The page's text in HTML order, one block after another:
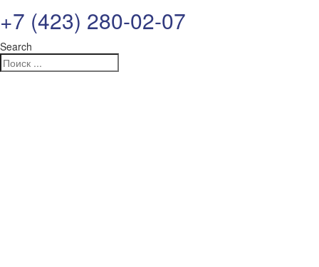
+7 (423) 280-02-07
Search